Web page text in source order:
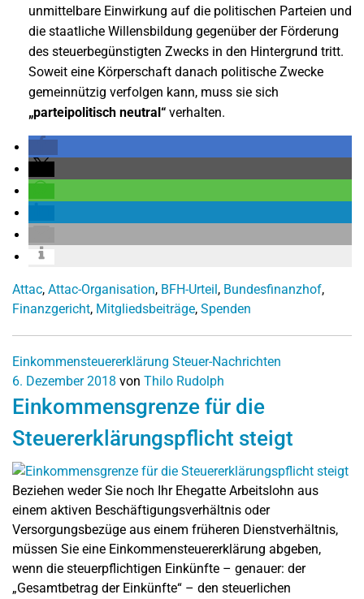
unmittelbare Einwirkung auf die politischen Parteien und
die staatliche Willensbildung gegenüber der Förderung
des steuerbegünstigten Zwecks in den Hintergrund tritt.
Soweit eine Körperschaft danach politische Zwecke
gemeinnützig verfolgen kann, muss sie sich
„parteipolitisch neutral“ verhalten.
Attac, Attac-Organisation, BFH-Urteil , Bundesfinanzhof,
Finanzgericht, Mitgliedsbeiträge, Spenden
Einkommensteuererklärung Steuer-Nachrichten
6. Dezember 2018 von Thilo Rudolph
Einkommensgrenze für die
Steuererklärungspflicht steigt
Beziehen weder Sie noch Ihr Ehegatte Arbeitslohn aus
einem aktiven Beschäftigungsverhältnis oder
Versorgungsbezüge aus einem früheren Dienstverhältnis,
müssen Sie eine Einkommensteuererklärung abgeben,
wenn die steuerpflichtigen Einkünfte – genauer: der
„Gesamtbetrag der Einkünfte“ – den steuerlichen